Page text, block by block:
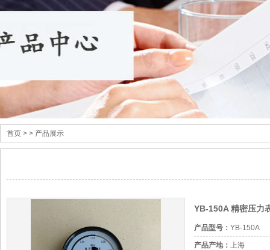
首页 > > 产品展示
YB-150A 精密压力
产品型号： YB-150A
产品产地： 上海